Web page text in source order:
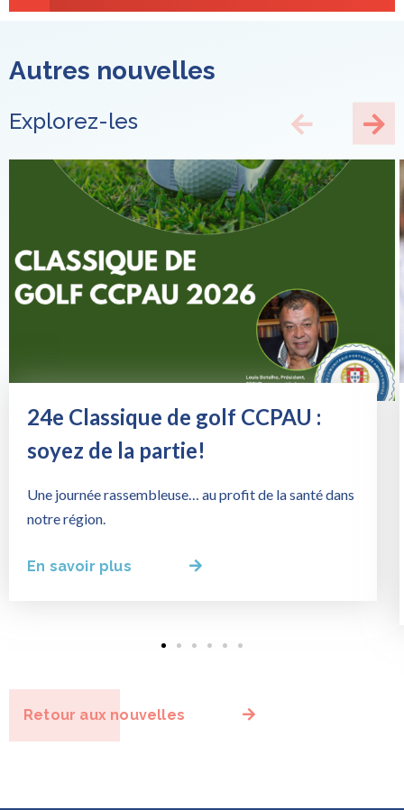
Autres nouvelles
Explorez-les
24e Classique de golf CCPAU :
soyez de la partie!
Une journée rassembleuse… au profit de la santé dans
notre région.
En savoir plus
Retour aux nouvelles